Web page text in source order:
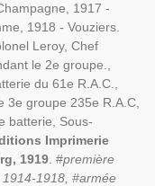
1917 -
1918 - Vouziers.
Leroy, Chef
le 2e groupe.,
du 61e R.A.C.,
3e groupe 235e R.A.C,
batterie, Sous-
Imprimerie
1919 . #première
1918, #armée